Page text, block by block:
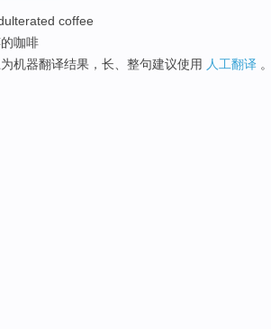
coffee
咖啡
机器翻译结果，长、整句建议使用 人工翻译